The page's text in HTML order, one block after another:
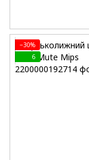
−30%
6